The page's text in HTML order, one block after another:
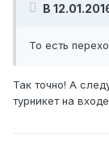
В
То есть
Так точно! А
турникет на